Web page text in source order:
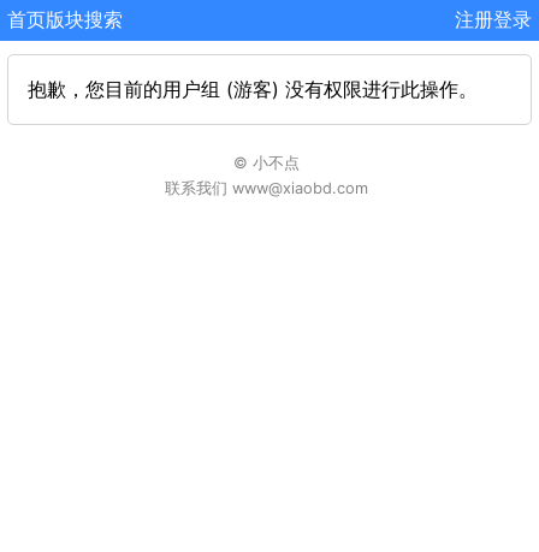
首页版块搜索 注册登录
抱歉，您目前的用户组 (游客) 没有权限进行此操作。
© 小不点
联系我们 www@xiaobd.com